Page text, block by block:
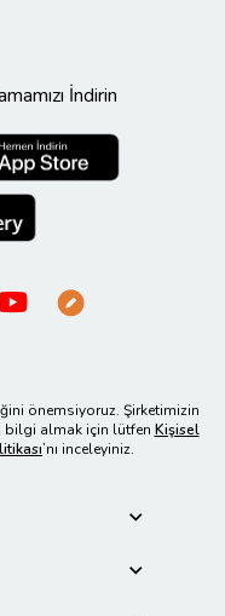
İndirin
önemsiyoruz. Şirketimizin
bilgi almak için lütfen Kişisel
’nı inceleyiniz.